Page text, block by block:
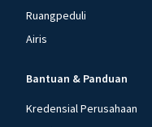
Ruangpeduli
Airis
Bantuan & Panduan
Kredensial Perusahaan